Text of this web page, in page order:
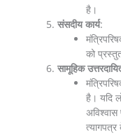
है।
संसदीय कार्य:
को
सामूहिक
है। यदि
अविश्वास
त्यागपत्र